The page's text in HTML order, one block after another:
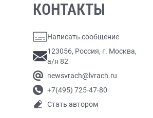
КОНТАКТЫ
Написать сообщение
123056, Россия, г. Москва,
а/я 82
newsvrach@lvrach.ru
+7(495) 725-47-80
Стать автором